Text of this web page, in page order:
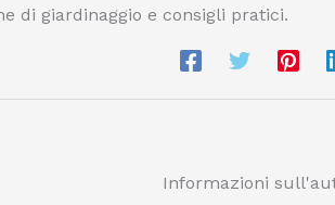
di giardinaggio e consigli pratici.
Informazioni